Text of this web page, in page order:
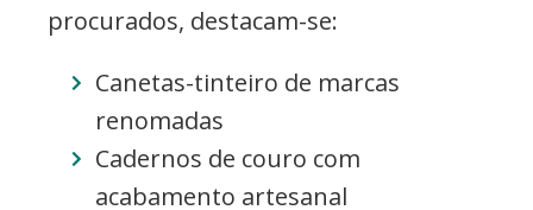
procurados, destacam-se:
Canetas-tinteiro de marcas
renomadas
Cadernos de couro com
acabamento artesanal